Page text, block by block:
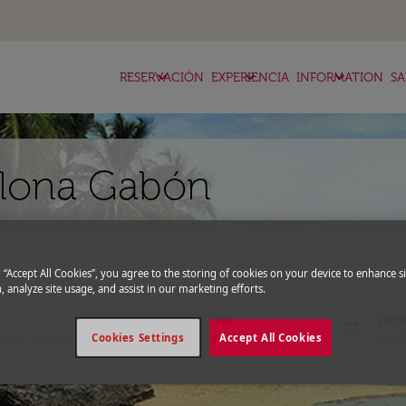
RESERVACIÓN
keyboard_arrow_down EXPERIENCIA
keyboard_arrow_down INFORMATION
keyboard_arrow_down
Gabón
promocionalexpand_more
Ida
fc-booking-departure-date-aria-
14/08/2026
fc-
“Accept All Cookies”, you agree to the storing of cookies on your device to enhance
analyze site usage, and assist in our marketing efforts.
Accept All Cookies
Cookies Settings